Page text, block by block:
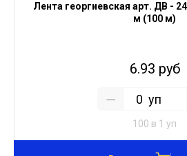
Лента георгиевская арт. ДВ -
м (100 м)
6.93 руб
уп
100 в 1 уп